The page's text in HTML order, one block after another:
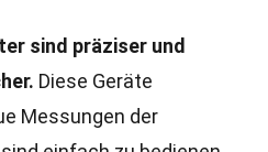
sind präziser und
Diese Geräte
Messungen der